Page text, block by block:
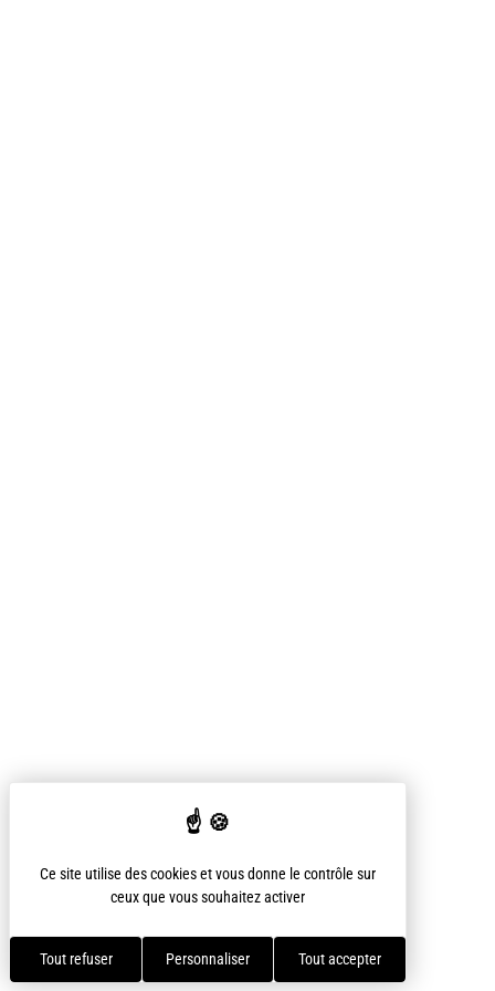
Ce site utilise des cookies et vous donne le contrôle sur
ceux que vous souhaitez activer
Tout accepter
Tout refuser Personnaliser